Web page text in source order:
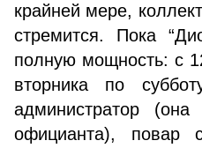
крайней мере,
стремится. Пока
полную мощность: с
вторника по
администратор
официанта), повар